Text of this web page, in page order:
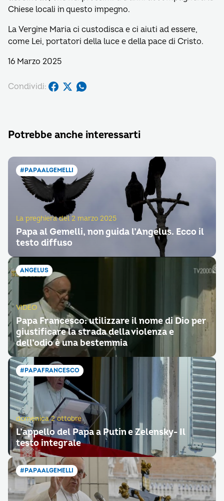
Chiese locali in questo impegno.
La Vergine Maria ci custodisca e ci aiuti ad essere,
come Lei, portatori della luce e della pace di Cristo.
16 Marzo 2025
Condividi:
Potrebbe anche interessarti
#PAPAALGEMELLI
La preghiera del 2 marzo 2025
Papa al Gemelli, non guida l’Angelus. Ecco il
testo diffuso
ANGELUS
VIDEO
Papa Francesco: utilizzare il nome di Dio per
giustificare la strada della violenza e
dell’odio è una bestemmia
#PAPAFRANCESCO
domenica 2 ottobre
L’appello del Papa a Putin e Zelensky- Il
testo integrale
#PAPAALGEMELLI